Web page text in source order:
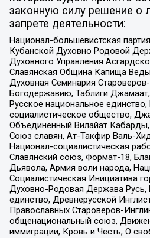
законную силу решение о
запрете деятельности:
Национал-большевистская
Кубанской Духовно Родовой
Духовного Управления
Славянская Община Капища
Духовная Семинария
Богодержавию, Таблиги
Русское национальное
социалистическое общество,
Объединенный Вилайат Кабарды,
Союз славян, Ат-Такфир Валь-
Национал-социалистическая
Славянский союз, Формат-18,
Дьявола, Армия воли народа,
Социалистическая Инициатива
Духовно-Родовая Держава Русь,
единство, Древнерусской
Православных Староверов-
общенациональный союз,
иммиграции, Кровь и Честь, О